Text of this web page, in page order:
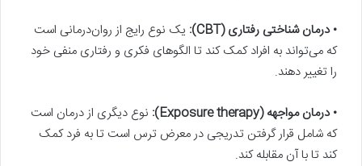
• درمان شناختی رفتاری (CBT):
یک نوع رایج از روان‌درمانی است
که می‌تواند به افراد کمک کند تا الگوهای فکری و رفتاری منفی خود
را تغییر دهند.
• درمان مواجهه (Exposure therapy):
نوع دیگری از درمان است
که شامل قرار گرفتن تدریجی در معرض ترس است تا به فرد کمک
کند تا با آن مقابله کند.